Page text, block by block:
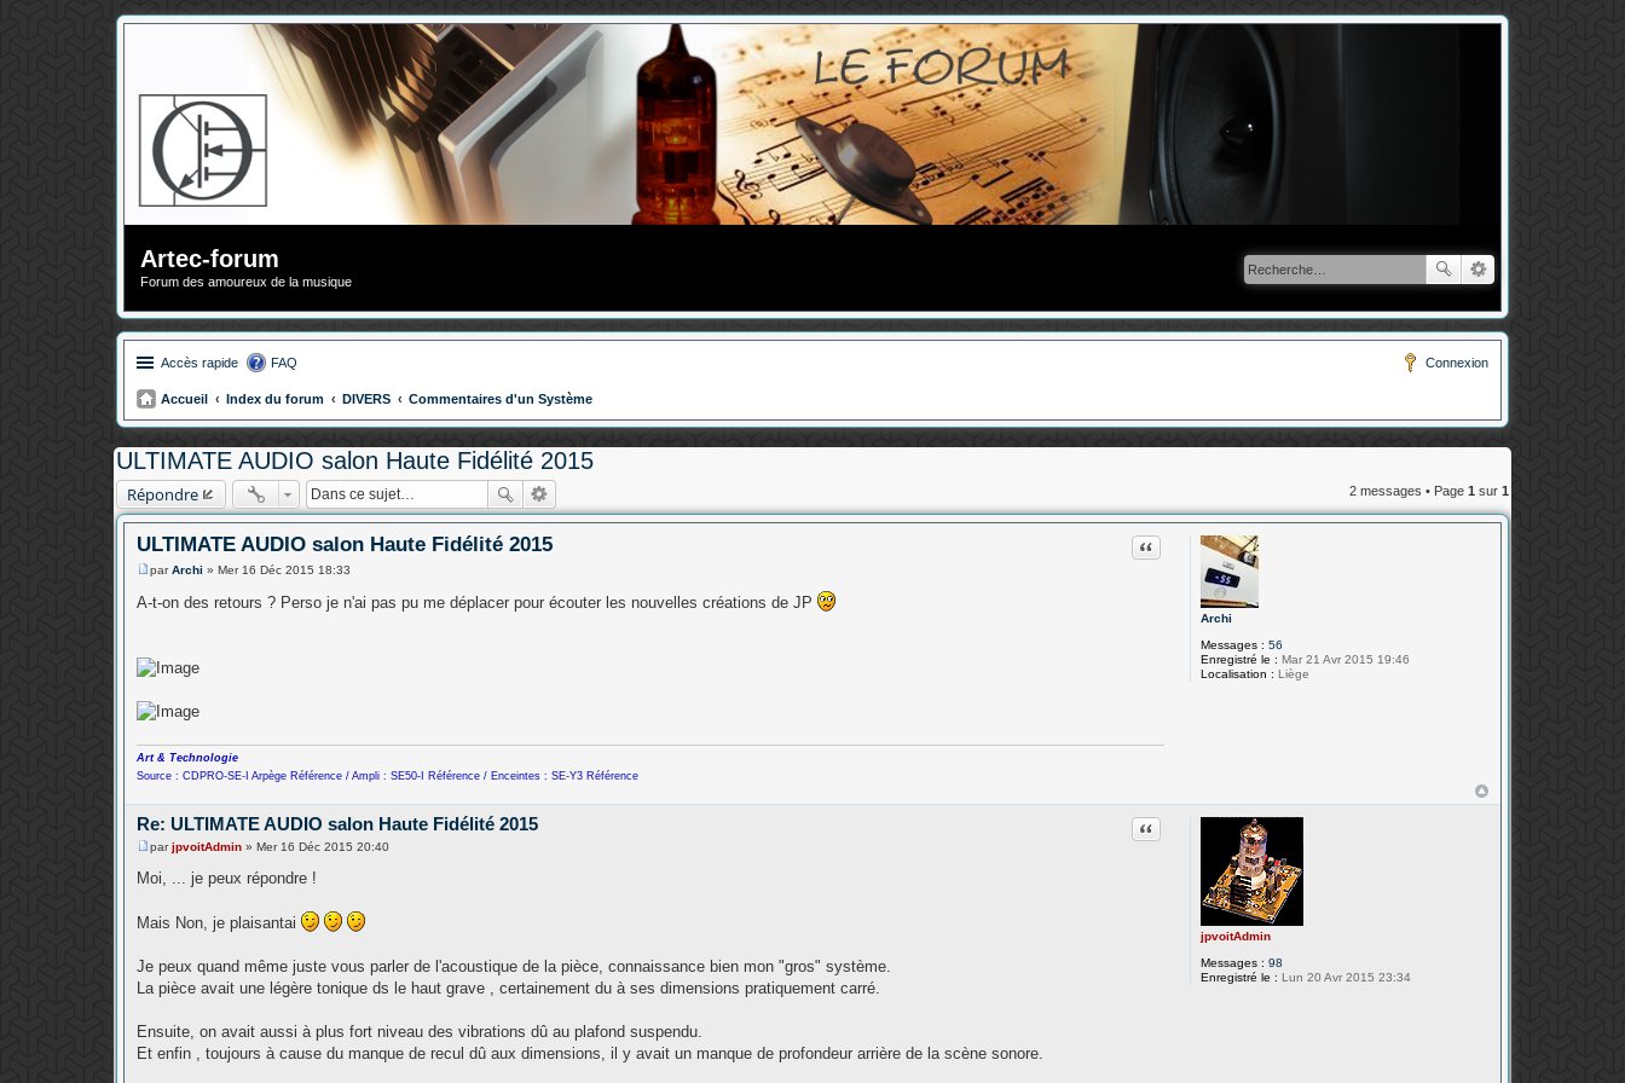
Artec-forum
Forum des amoureux de la musique
Accès rapide FAQ Connexion
Accueil Index du forum DIVERS Commentaires d'un Système
ULTIMATE AUDIO salon Haute Fidélité 2015
Répondre 2 messages • Page 1 sur 1
Archi
Messages : 56
Enregistré le : Mar 21 Avr 2015 19:46
Localisation : Liège
ULTIMATE AUDIO salon Haute Fidélité 2015 Citation
M
e
s
e
parArchi » Mer 16 Déc 2015 18:33
A-t-on des retours ? Perso je n'ai pas pu me déplacer pour écouter les nouvelles créations de JP
Art & Technologie
Source : CDPRO-SE-I Arpège Référence / Ampli : SE50-I Référence / Enceintes : SE-Y3 Référence
jpvoitAdmin
Messages : 98
Enregistré le : Lun 20 Avr 2015 23:34
Re: ULTIMATE AUDIO salon Haute Fidélité 2015 Citation
M
e
s
g
parjpvoitAdmin » Mer 16 Déc 2015 20:40
Moi, ... je peux répondre !
Mais Non, je plaisantai
Je peux quand même juste vous parler de l'acoustique de la pièce, connaissance bien mon "gros" système.
La pièce avait une légère tonique ds le haut grave , certainement du à ses dimensions pratiquement carré.
Ensuite, on avait aussi à plus fort niveau des vibrations dû au plafond suspendu.
Et enfin , toujours à cause du manque de recul dû aux dimensions, il y avait un manque de profondeur arrière de la scène sonore.